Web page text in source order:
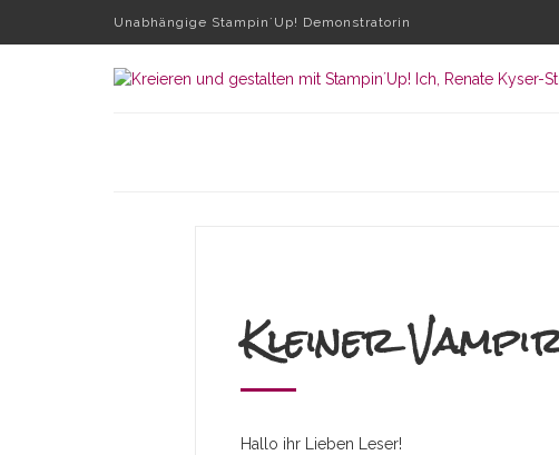
Unabhängige Stampin´Up! Demonstratorin
Kleiner
Hallo ihr Lieben Leser!